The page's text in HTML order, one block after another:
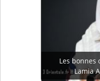
Les bonnes
Lamia